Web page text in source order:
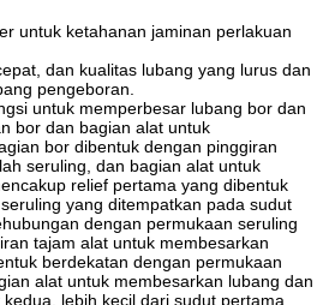
untuk ketahanan jaminan perlakuan
dan kualitas lubang yang lurus dan
pengeboran.
untuk memperbesar lubang bor dan
bor dan bagian alat untuk
bor dibentuk dengan pinggiran
seruling, dan bagian alat untuk
relief pertama yang dibentuk
yang ditempatkan pada sudut
dengan permukaan seruling
tajam alat untuk membesarkan
berdekatan dengan permukaan
alat untuk membesarkan lubang dan
lebih kecil dari sudut pertama